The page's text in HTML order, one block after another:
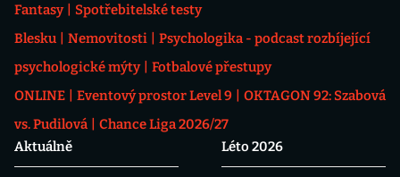
Fantasy
Spotřebitelské testy
Blesku
Nemovitosti
Psychologika - podcast rozbíjející
psychologické mýty
Fotbalové přestupy
ONLINE
Eventový prostor Level 9
OKTAGON 92: Szabová
vs. Pudilová
Chance Liga 2026/27
Aktuálně
Léto 2026